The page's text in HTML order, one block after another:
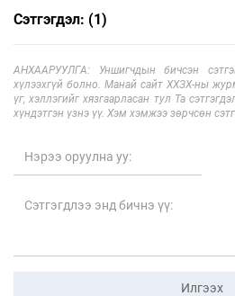
Сэтгэгдэл: (1)
АНХААРУУЛГА: Уншигчдын бичсэн
хүлээхгүй болно. Манай сайт ХХЗХ-ны
үг, хэллэгийг хязгаарласан тул Та
хүндэтгэн үзнэ үү. Хэм хэмжээ зөрчсөн
Илгээх